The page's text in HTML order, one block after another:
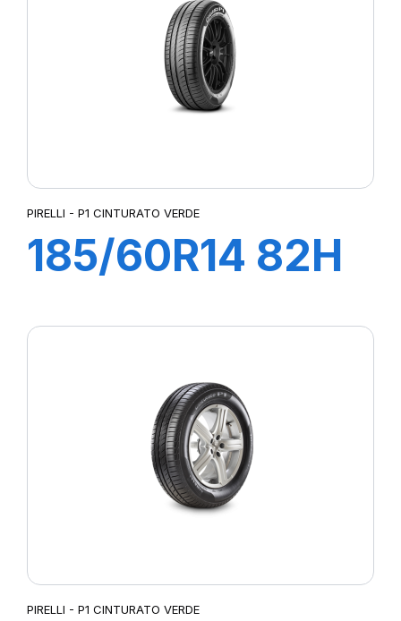
PIRELLI - P1 CINTURATO VERDE
185/60R14 82H
PIRELLI - P1 CINTURATO VERDE